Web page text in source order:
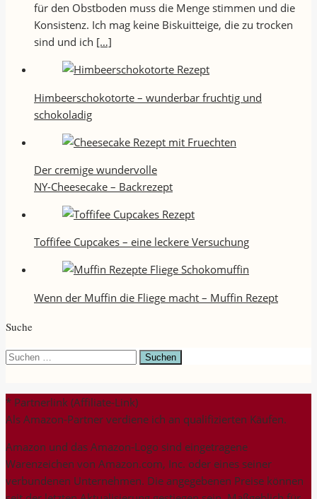
für den Obstboden muss die Menge stimmen und die
Konsistenz. Ich mag keine Biskuitteige, die zu trocken
sind und ich […]
Himbeerschokotorte – wunderbar fruchtig und
schokoladig
Der cremige wundervolle
NY-Cheesecake – Backrezept
Toffifee Cupcakes – eine leckere Versuchung
Wenn der Muffin die Fliege macht – Muffin Rezept
Suche
Suchen
* Partnerlink (Affiliate-Link)
Als Amazon-Partner verdiene ich an qualifizierten Käufen.
Amazon und das Amazon-Logo sind eingetragene
Warenzeichen von Amazon.com, Inc. oder eines seiner
verbundenen Unternehmen. Die angegebenen Preise können